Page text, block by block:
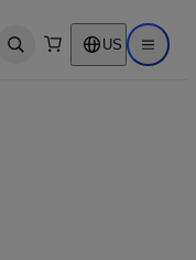
Open search US Open